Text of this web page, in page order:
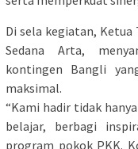
Di sela kegiatan, Ketua
Sedana Arta,
kontingen Bangli
maksimal.
“Kami hadir tidak
belajar, berbagi
program pokok PKK.